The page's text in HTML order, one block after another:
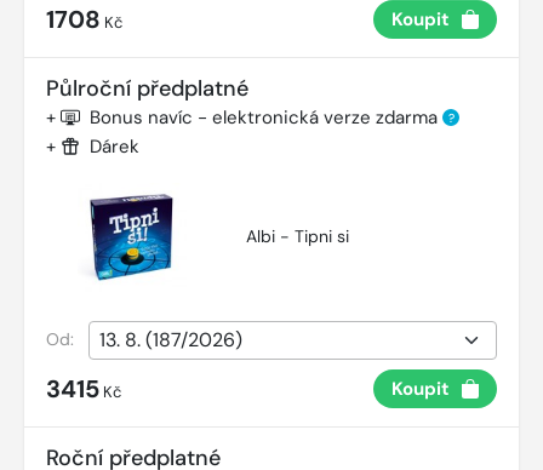
1708 Kč Koupit
Půlroční předplatné
+ Bonus navíc - elektronická verze zdarma ?
+ Dárek
Albi - Tipni si
Od:
3415 Kč Koupit
Roční předplatné